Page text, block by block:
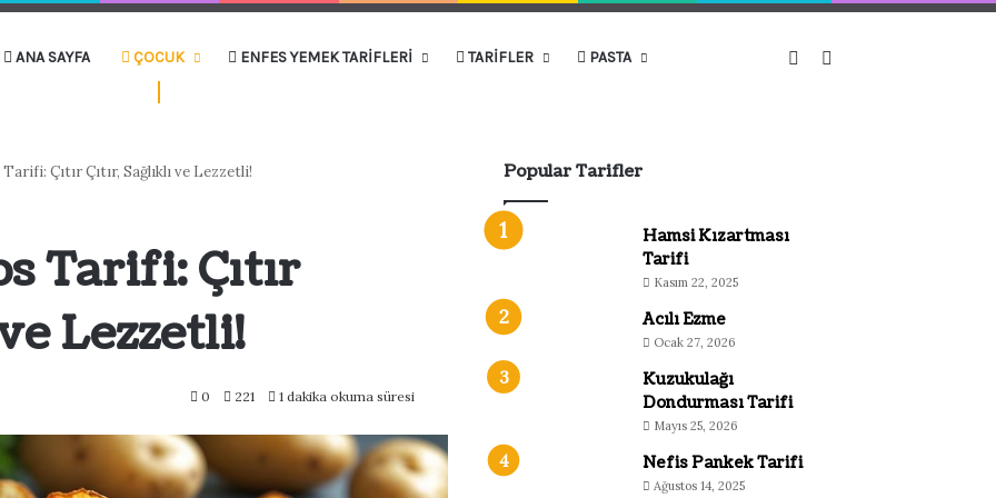
ANA SAYFA ÇOCUK ENFES YEMEK TARIFLERI TARIFLER PASTA Kenar Bölmesi
Tarifi: Çıtır Çıtır, Sağlıklı ve Lezzetli!
Tarifi: Çıtır
Lezzetli!
0 221 1 dakika okuma süresi
Popular Tarifler
Hamsi Kızartması
Tarifi
Kasım 22, 2025
Acılı Ezme
Ocak 27, 2026
Kuzukulağı
Dondurması Tarifi
Mayıs 25, 2026
Nefis Pankek Tarifi
Ağustos 14, 2025